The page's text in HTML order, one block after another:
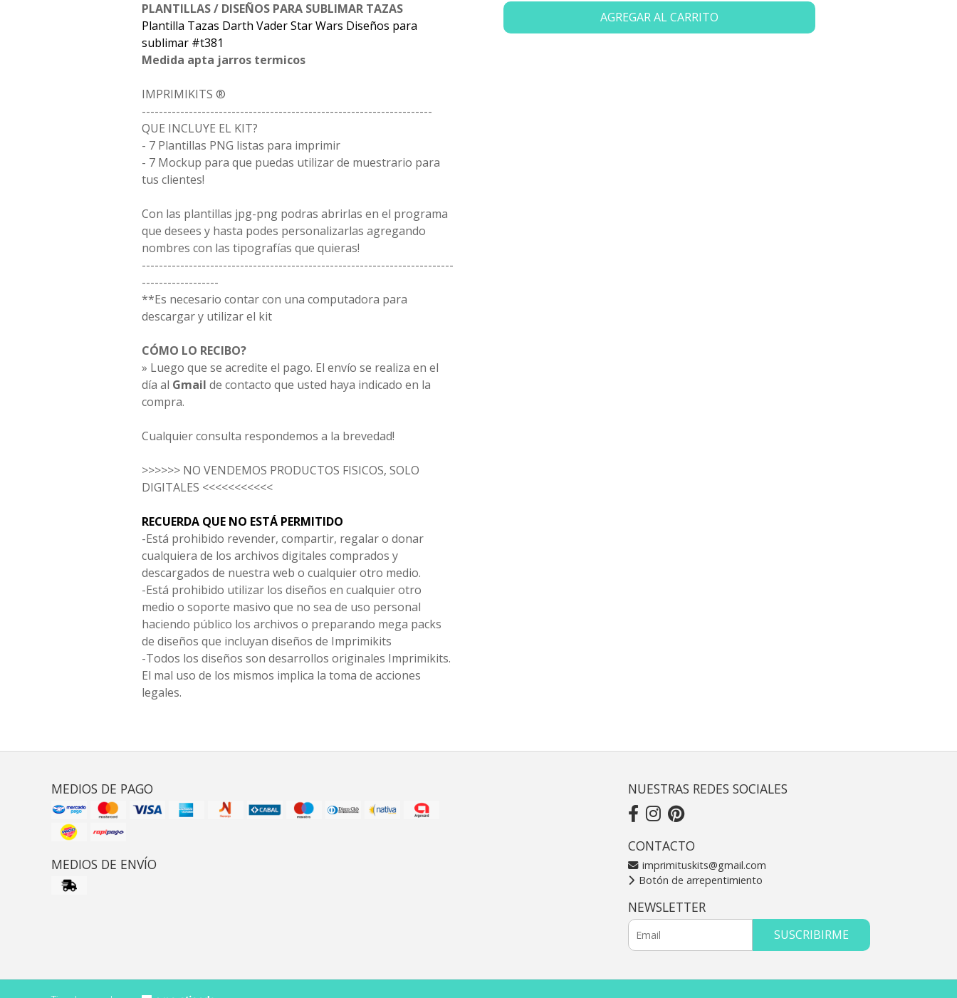
PLANTILLAS / DISEÑOS PARA SUBLIMAR TAZAS
Plantilla Tazas Darth Vader Star Wars Diseños para
sublimar #t381
Medida apta jarros termicos
IMPRIMIKITS ®
--------------------------------------------------------------------
QUE INCLUYE EL KIT?
- 7 Plantillas PNG listas para imprimir
- 7 Mockup para que puedas utilizar de muestrario para
tus clientes!
Con las plantillas jpg-png podras abrirlas en el programa
que desees y hasta podes personalizarlas agregando
nombres con las tipografías que quieras!
-------------------------------------------------------------------------
------------------
**Es necesario contar con una computadora para
descargar y utilizar el kit
CÓMO LO RECIBO?
» Luego que se acredite el pago. El envío se realiza en el
día al Gmail de contacto que usted haya indicado en la
compra.
Cualquier consulta respondemos a la brevedad!
>>>>>> NO VENDEMOS PRODUCTOS FISICOS, SOLO
DIGITALES <<<<<<<<<<<
RECUERDA QUE NO ESTÁ PERMITIDO
-Está prohibido revender, compartir, regalar o donar
cualquiera de los archivos digitales comprados y
descargados de nuestra web o cualquier otro medio.
-Está prohibido utilizar los diseños en cualquier otro
medio o soporte masivo que no sea de uso personal
haciendo público los archivos o preparando mega packs
de diseños que incluyan diseños de Imprimikits
-Todos los diseños son desarrollos originales Imprimikits.
El mal uso de los mismos implica la toma de acciones
legales.
AGREGAR AL CARRITO
MEDIOS DE PAGO
MEDIOS DE ENVÍO
NUESTRAS REDES SOCIALES
CONTACTO
imprimituskits@gmail.com
Botón de arrepentimiento
NEWSLETTER
SUSCRIBIRME